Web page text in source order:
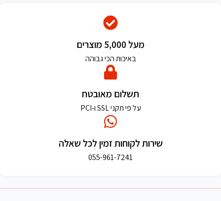
מעל 5,000 מוצרים
באיכות הכי גבוהה
תשלום מאובטח
על פי תקני SSL ו-PCI
שירות לקוחות זמין לכל שאלה
055-961-7241